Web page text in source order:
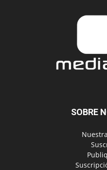
SOBRE